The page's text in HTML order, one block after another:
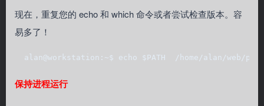
现在，重复您的 echo 和 which 命令或者尝试检查版本。容
易多了！
alan@workstation:~$ echo $PATH  /home/alan/web/
保持进程运行